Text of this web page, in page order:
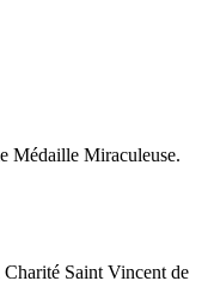
Médaille Miraculeuse.
Saint Vincent de